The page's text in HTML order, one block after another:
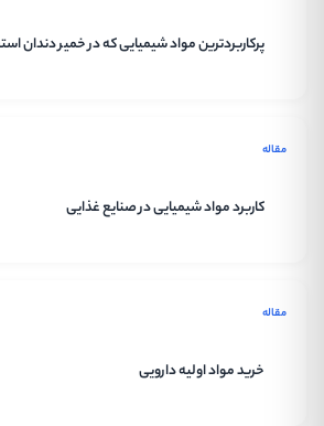
پرکاربردترین مواد شیمیایی که در خمیر دندان
مقاله
کاربرد مواد شیمیایی در صنایع غذایی
مقاله
خرید مواد اولیه دارویی